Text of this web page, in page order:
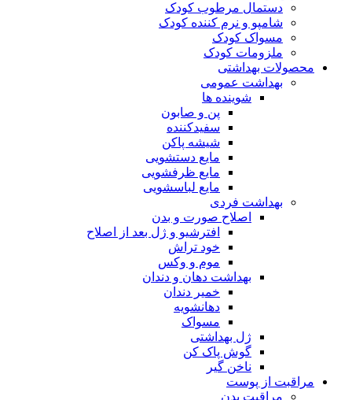
دستمال مرطوب کودک
شامپو و نرم کننده کودک
مسواک کودک
ملزومات کودک
محصولات بهداشتی
بهداشت عمومی
شوینده ها
پن و صابون
سفیدکننده
شیشه پاکن
مایع دستشویی
مایع ظرفشویی
مایع لباسشویی
بهداشت فردی
اصلاح صورت و بدن
افترشیو و ژل بعد از اصلاح
خود تراش
موم و وکس
بهداشت دهان و دندان
خمیر دندان
دهانشویه
مسواک
ژل بهداشتی
گوش پاک کن
ناخن گیر
مراقبت از پوست
مراقبت بدن